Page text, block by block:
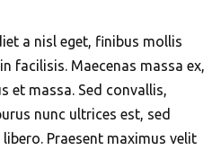
a nisl eget, finibus mollis
facilisis. Maecenas massa ex,
et massa. Sed convallis,
nunc ultrices est, sed
Praesent maximus velit